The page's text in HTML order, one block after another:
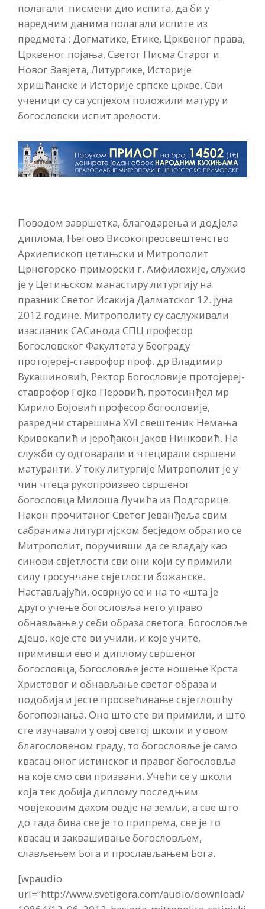
полагали писмени дио испита, да би у
наредним данима полагали испите из
предмета : Догматике, Етике, Црквеног права,
Црквеног појања, Светог Писма Старог и
Новог Завјета, Литургике, Историје
хришћанске и Историје српске цркве. Сви
ученици су са успјехом положили матуру и
богословски испит зрелости.
Поводом завршетка, благодарења и додјела
диплома, Његово Високопреосвештенство
Архиепископ цетињски и Митрополит
Црногорско-приморски г. Амфилохије, служио
је у Цетињском манастиру литургију на
празник Светог Исакија Далматског 12. јуна
2012.године. Митрополиту су саслуживали
изасланик САСинода СПЦ професор
Богословског Факултета у Београду
протојереј-ставрофор проф. др Владимир
Вукашиновић, Ректор Богословије протојереј-
ставрофор Гојко Перовић, протосинђел мр
Кирило Бојовић професор богословије,
разредни старешина XVI свештеник Немања
Кривокапић и јерођакон Јаков Нинковић. На
служби су одговарали и чтецирали свршени
матуранти. У току литургије Митрополит је у
чин чтеца рукопроизвео свршеног
богословца Милоша Лучића из Подгорице.
Након прочитаног Светог Јеванђеља свим
сабранима литургијском бесједом обратио се
Митрополит, поручивши да се владају као
синови свјетлости сви они који су примили
силу тросунчане свјетлости божанске.
Настављајући, осврнуо се и на то «шта је
друго учење богословља него управо
обнављање у себи образа светога. Богословље
дјецо, које сте ви учили, и које учите,
примивши ево и диплому свршеног
богословца, богословље јесте ношење Крста
Христовог и обнављање светог образа и
подобија и јесте просвећивање свјетлошћу
богопознања. Оно што сте ви примили, и што
сте изучавали у овој светој школи и у овом
благословеном граду, то богословље је само
квасац оног истинског и правог богословља
на које смо сви призвани. Учећи се у школи
која тек добија диплому последњим
човјековим дахом овдје на земљи, а све што
до тада бива све је то припрема, све је то
квасац и заквашивање богословљем,
слављењем Бога и прослављањем Бога.
[wpaudio
url=“http://www.svetigora.com/audio/download/